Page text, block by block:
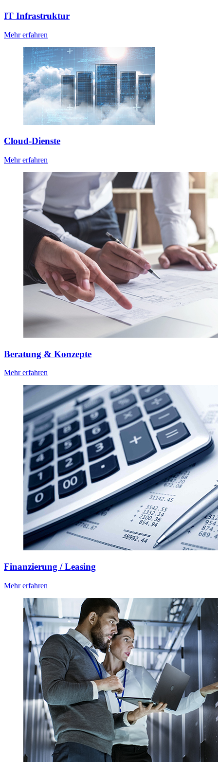
IT Infrastruktur
Mehr erfahren
Cloud-Dienste
Mehr erfahren
Beratung & Konzepte
Mehr erfahren
Finanzierung / Leasing
Mehr erfahren